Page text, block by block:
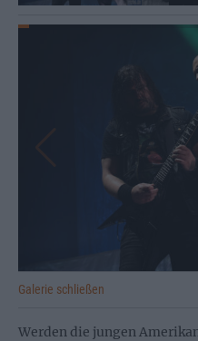
Galerie schließen
Werden die jungen